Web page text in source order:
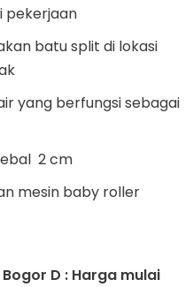
pekerjaan
batu split di lokasi
yang berfungsi sebagai
2 cm
mesin baby roller
D : Harga mulai